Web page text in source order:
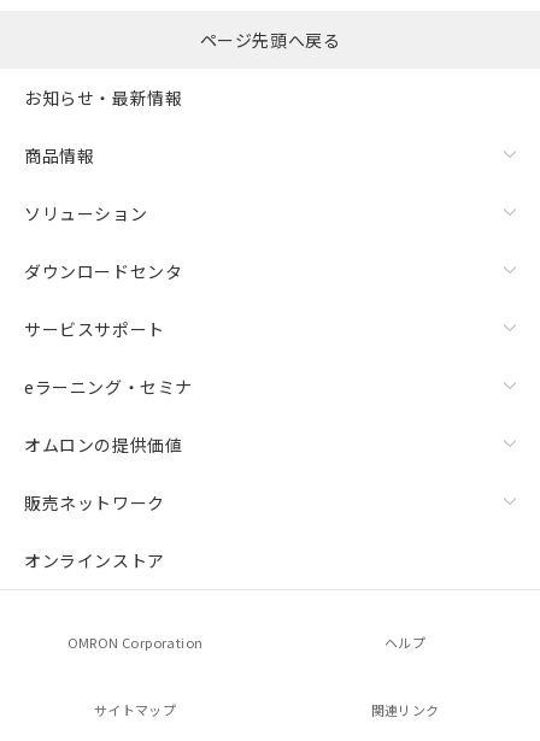
ページ先頭へ戻る
お知らせ・最新情報
商品情報
ソリューション
ダウンロードセンタ
サービスサポート
eラーニング・セミナ
オムロンの提供価値
販売ネットワーク
オンラインストア
OMRON Corporation ヘルプ
サイトマップ 関連リンク